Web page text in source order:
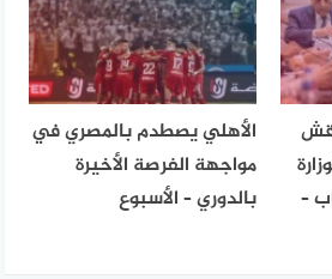
–
الأهلي يصطدم بالمصري في
مواجهة الفرصة الأخيرة
بالدوري – الأسبوع